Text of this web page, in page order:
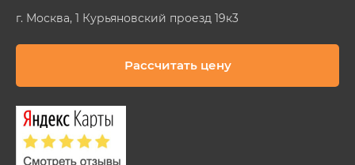
г. Москва, 1 Курьяновский проезд 19к3
Рассчитать цену